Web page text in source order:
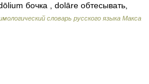
бочка , dolāre обтесывать,
словарь русского языка Макса